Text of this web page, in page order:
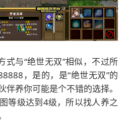
式与“绝世无双”相似，不过所
，是的，是“绝世无双”的
伴养你可能是个不错的选择。
等级达到4级，所以找人养之